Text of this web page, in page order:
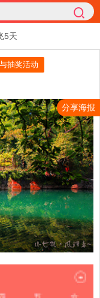
5天
抽奖活动
分享海报